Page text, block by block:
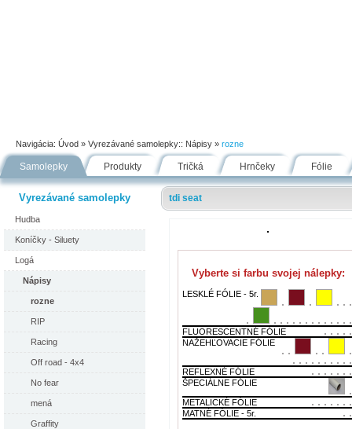
Navigácia: Úvod » Vyrezávané samolepky:: Nápisy » rozne
Samolepky Produkty Tričká Hrnčeky Fólie
Vyrezávané samolepky
Hudba
Koníčky - Siluety
Logá
Nápisy
rozne
RIP
Racing
Off road - 4x4
No fear
mená
Graffity
tdi seat
Vyberte si farbu svojej nálepky:
LESKLÉ FÓLIE - 5r.
FLUORESCENTNÉ FÓLIE
NAŽEHĽOVACIE FÓLIE
REFLEXNÉ FÓLIE
ŠPECIÁLNE FÓLIE
METALICKÉ FÓLIE
MATNÉ FÓLIE - 5r.